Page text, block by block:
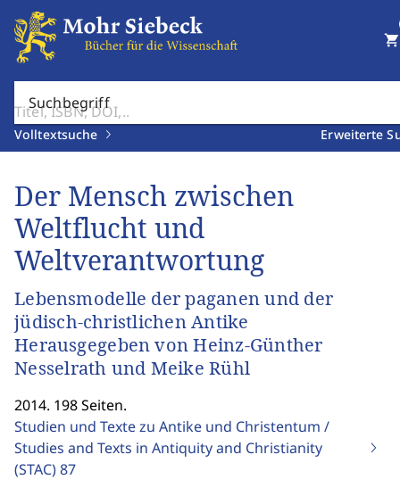
Suchbegriff
Volltextsuche Erweiterte
shopping_cart
Der Mensch zwischen
Weltflucht und
Weltverantwortung
Lebensmodelle der paganen und der
jüdisch-christlichen Antike
Herausgegeben von Heinz-Günther
Nesselrath und Meike Rühl
2014. 198 Seiten.
Studien und Texte zu Antike und Christentum /
Studies and Texts in Antiquity and Christianity
(STAC)87